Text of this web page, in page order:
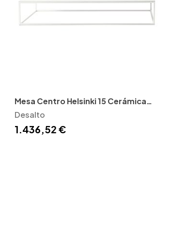
Mesa Centro Helsinki 15 Cerámica
Desalto
Desalto
1.436,52 €